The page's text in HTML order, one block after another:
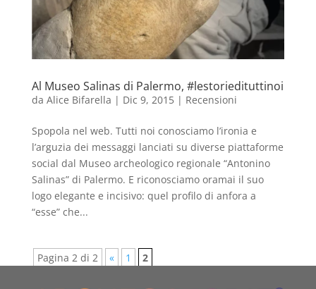
Al Museo Salinas di Palermo, #lestoriedituttinoi
da Alice Bifarella | Dic 9, 2015| Recensioni
Spopola nel web. Tutti noi conosciamo l’ironia e
l’arguzia dei messaggi lanciati su diverse piattaforme
social dal Museo archeologico regionale “Antonino
Salinas” di Palermo. E riconosciamo oramai il suo
logo elegante e incisivo: quel profilo di anfora a
“esse” che...
Pagina 2 di 2 « 1 2